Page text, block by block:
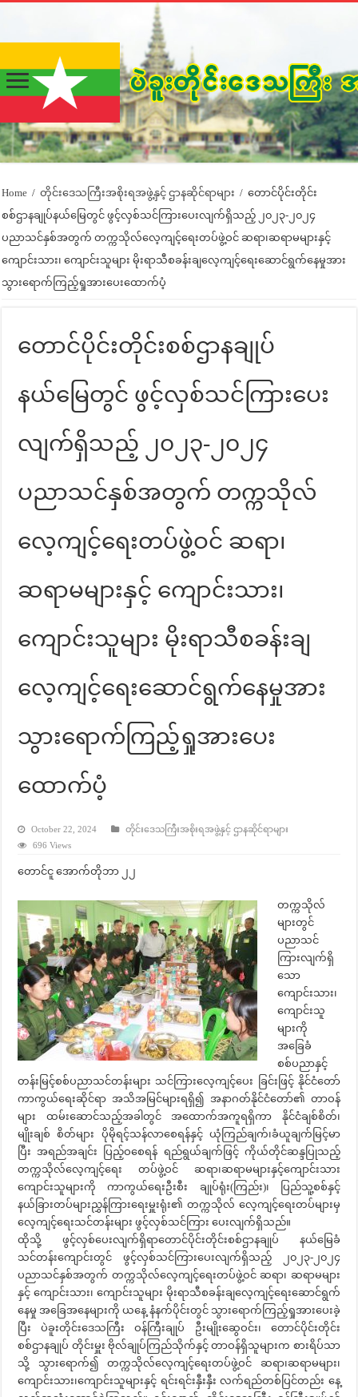
Home / တိုင်းဒေသကြီးအစိုးရအဖွဲ့နှင့် ဌာနဆိုင်ရာများ / တောင်ပိုင်းတိုင်း
စစ်ဌာနချုပ်နယ်မြေတွင် ဖွင့်လှစ်သင်ကြားပေးလျက်ရှိသည့် ၂၀၂၃-၂၀၂၄
ပညာသင်နှစ်အတွက် တက္ကသိုလ်လေ့ကျင့်ရေးတပ်ဖွဲ့ဝင် ဆရာ၊ဆရာမများနှင့်
ကျောင်းသား၊ ကျောင်းသူများ မိုးရာသီစခန်းချလေ့ကျင့်ရေးဆောင်ရွက်နေမှုအား
သွားရောက်ကြည့်ရှုအားပေးထောက်ပံ့
တောင်ပိုင်းတိုင်းစစ်ဌာနချုပ်
နယ်မြေတွင် ဖွင့်လှစ်သင်ကြားပေး
လျက်ရှိသည့် ၂၀၂၃-၂၀၂၄
ပညာသင်နှစ်အတွက် တက္ကသိုလ်
လေ့ကျင့်ရေးတပ်ဖွဲ့ဝင် ဆရာ၊
ဆရာမများနှင့် ကျောင်းသား၊
ကျောင်းသူများ မိုးရာသီစခန်းချ
လေ့ကျင့်ရေးဆောင်ရွက်နေမှုအား
သွားရောက်ကြည့်ရှုအားပေး
ထောက်ပံ့
October 22, 2024
တိုင်းဒေသကြီးအစိုးရအဖွဲ့နှင့် ဌာနဆိုင်ရာများ
696 Views
တောင်ငူ အောက်တိုဘာ ၂၂
တက္ကသိုလ်
များတွင်
ပညာသင်
ကြားလျက်ရှိ
သော
ကျောင်းသား၊
ကျောင်းသူ
များကို
အခြေခံ
စစ်ပညာနှင့်
တန်းမြင့်စစ်ပညာသင်တန်းများ သင်ကြားလေ့ကျင့်ပေး ခြင်းဖြင့် နိုင်ငံတော်
ကာကွယ်ရေးဆိုင်ရာ အသိအမြင်များရရှိ၍ အနာဂတ်နိုင်ငံတော်၏ တာဝန်
များ ထမ်းဆောင်သည့်အခါတွင် အထောက်အကူရရှိကာ နိုင်ငံချစ်စိတ်၊
မျိုးချစ် စိတ်များ ပိုမိုရင့်သန်လာစေရန်နှင့် ယုံကြည်ချက်၊ခံယူချက်မြင့်မာ
ပြီး အရည်အချင်း ပြည့်ဝစေရန် ရည်ရွယ်ချက်ဖြင့် ကိုယ်တိုင်ဆန္ဒပြုသည့်
တက္ကသိုလ်လေ့ကျင့်ရေး တပ်ဖွဲ့ဝင် ဆရာ၊ဆရာမများနှင့်ကျောင်းသား
ကျောင်းသူများကို ကာကွယ်ရေးဦးစီး ချုပ်ရုံး(ကြည်း)၊ ပြည်သူ့စစ်နှင့်
နယ်ခြားတပ်များညွှန်ကြားရေးမှူးရုံး၏ တက္ကသိုလ် လေ့ကျင့်ရေးတပ်များမှ
လေ့ကျင့်ရေးသင်တန်းများ ဖွင့်လှစ်သင်ကြား ပေးလျက်ရှိသည်။
ထိုသို့ ဖွင့်လှစ်ပေးလျက်ရှိရာတောင်ပိုင်းတိုင်းစစ်ဌာနချုပ် နယ်မြေခံ
သင်တန်းကျောင်းတွင် ဖွင့်လှစ်သင်ကြားပေးလျက်ရှိသည့် ၂၀၂၃-၂၀၂၄
ပညာသင်နှစ်အတွက် တက္ကသိုလ်လေ့ကျင့်ရေးတပ်ဖွဲ့ဝင် ဆရာ၊ ဆရာမများ
နှင့် ကျောင်းသား၊ ကျောင်းသူများ မိုးရာသီစခန်းချလေ့ကျင့်ရေးဆောင်ရွက်
နေမှု အခြေအနေများကို ယနေ့ နံနက်ပိုင်းတွင် သွားရောက်ကြည့်ရှုအားပေးခဲ့
ပြီး ပဲခူးတိုင်းဒေသကြီး ဝန်ကြီးချုပ် ဦးမျိုးဆွေဝင်း၊ တောင်ပိုင်းတိုင်း
စစ်ဌာနချုပ် တိုင်းမှူး ဗိုလ်ချုပ်ကြည်သိုက်နှင့် တာဝန်ရှိသူများက စားရိပ်သာ
သို့ သွားရောက်၍ တက္ကသိုလ်လေ့ကျင့်ရေးတပ်ဖွဲ့ဝင် ဆရာ၊ဆရာမများ၊
ကျောင်းသား၊ကျောင်းသူများနှင့် ရင်းရင်းနှီးနှီး လက်ရည်တစ်ပြင်တည်း နေ့